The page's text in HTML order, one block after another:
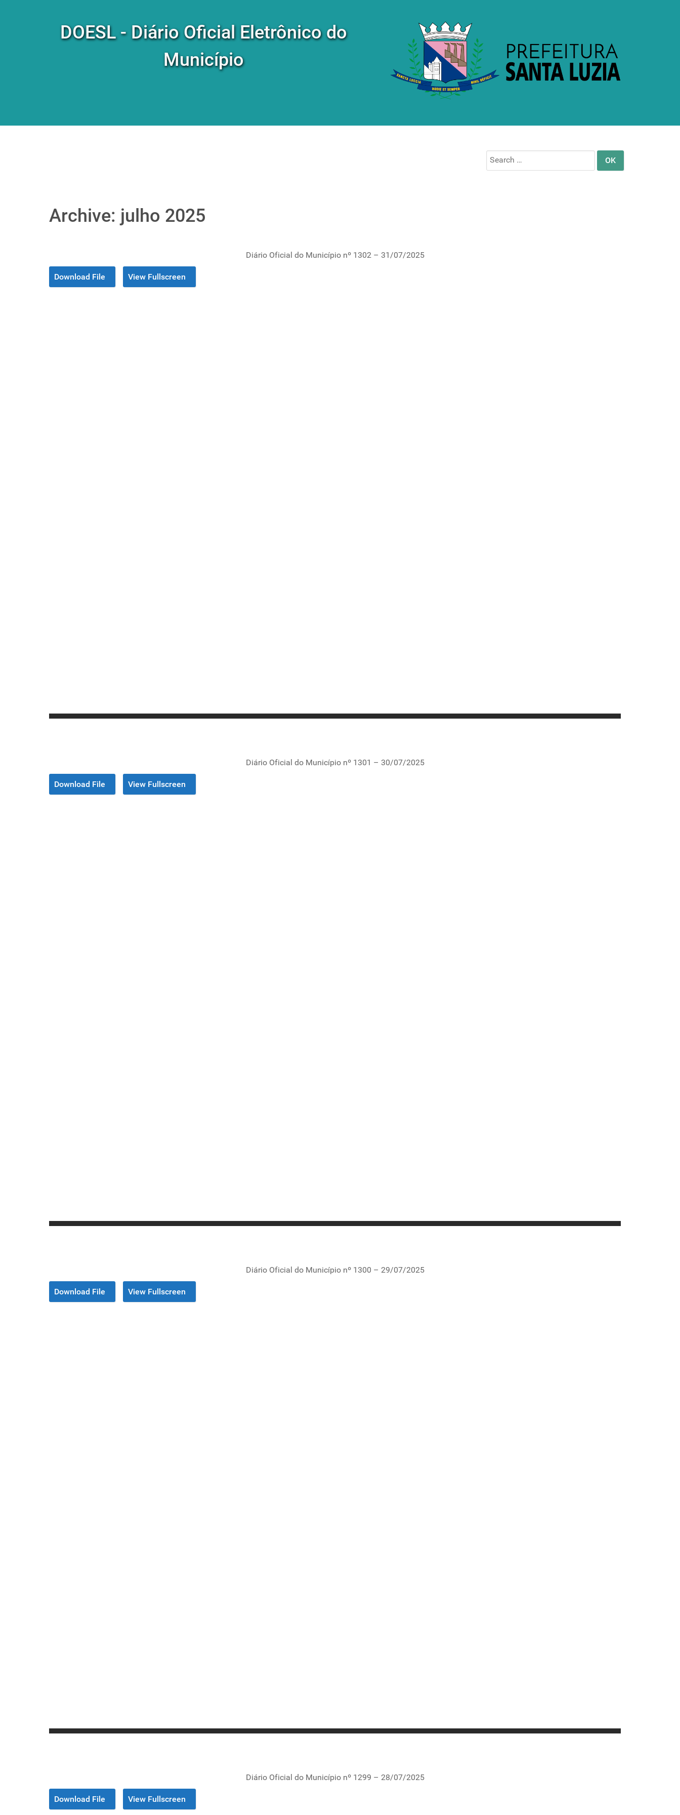
DOESL - Diário Oficial Eletrônico do
Município
Search
for:
Archive: julho 2025
Diário Oficial do Município nº 1302 – 31/07/2025
Download File View Fullscreen
Diário Oficial do Município nº 1301 – 30/07/2025
Download File View Fullscreen
Diário Oficial do Município nº 1300 – 29/07/2025
Download File View Fullscreen
Diário Oficial do Município nº 1299 – 28/07/2025
Download File View Fullscreen